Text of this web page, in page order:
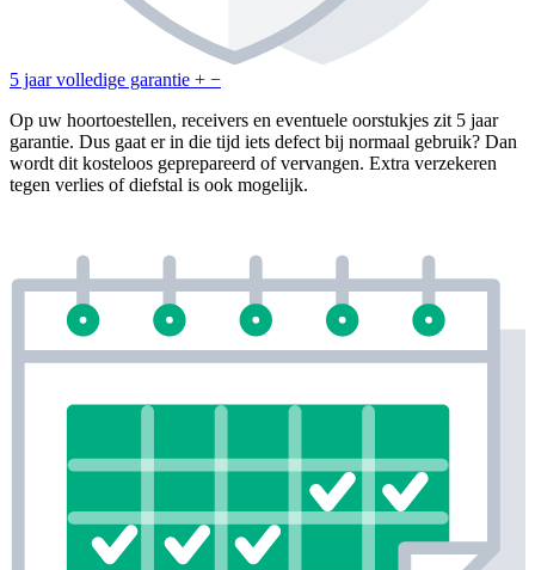
5 jaar volledige garantie + −
Op uw hoortoestellen, receivers en eventuele oorstukjes zit 5 jaar
garantie. Dus gaat er in die tijd iets defect bij normaal gebruik? Dan
wordt dit kosteloos geprepareerd of vervangen. Extra verzekeren
tegen verlies of diefstal is ook mogelijk.